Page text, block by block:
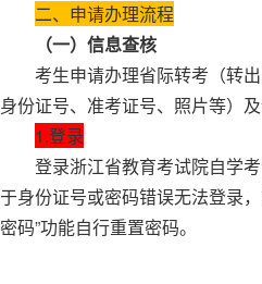
二、申请办理流程
（一）信息查核
考生申请办理省际转考（转
身份证号、准考证号、照片等）及
1.登录
登录浙江省教育考试院自学
于身份证号或密码错误无法登录
密码”功能自行重置密码。